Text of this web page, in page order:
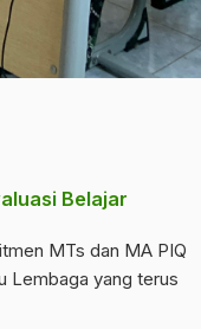
Belajar
MTs dan MA PIQ
Lembaga yang terus